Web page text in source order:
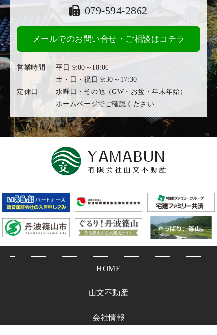
079-594-2862
メールでのお問い合せ・ご相談はコチラ
営業時間
平日 9:00～18:00
土・日・祝日 9:30～17:30
定休日
水曜日・その他（GW・お盆・年末年始）
ホームページでご確認ください
HOME
山文不動産
会社情報